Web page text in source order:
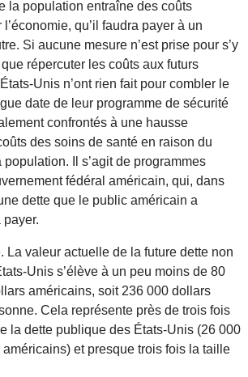
la population entraîne des coûts
qu’il faudra payer à un
Si aucune mesure n’est prise pour s’y
répercuter les coûts aux futurs
Unis n’ont rien fait pour combler le
date de leur programme de sécurité
confrontés à une hausse
des soins de santé en raison du
Il s’agit de programmes
fédéral américain, qui, dans
dette que le public américain a
payer.
La valeur actuelle de la future dette non
Unis s’élève à un peu moins de 80
américains, soit 236 000 dollars
Cela représente près de trois fois
la dette publique des États-Unis (26 000
et presque trois fois la taille